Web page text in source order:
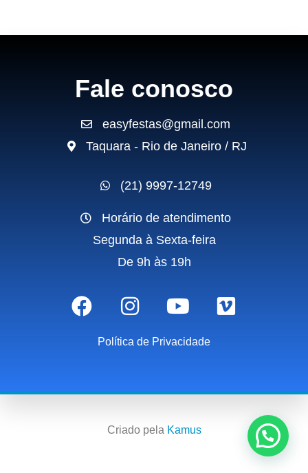
Fale conosco
easyfestas@gmail.com
Taquara - Rio de Janeiro / RJ
(21) 9997-12749
Horário de atendimento
Segunda à Sexta-feira
De 9h às 19h
Política de Privacidade
Criado pela Kamus